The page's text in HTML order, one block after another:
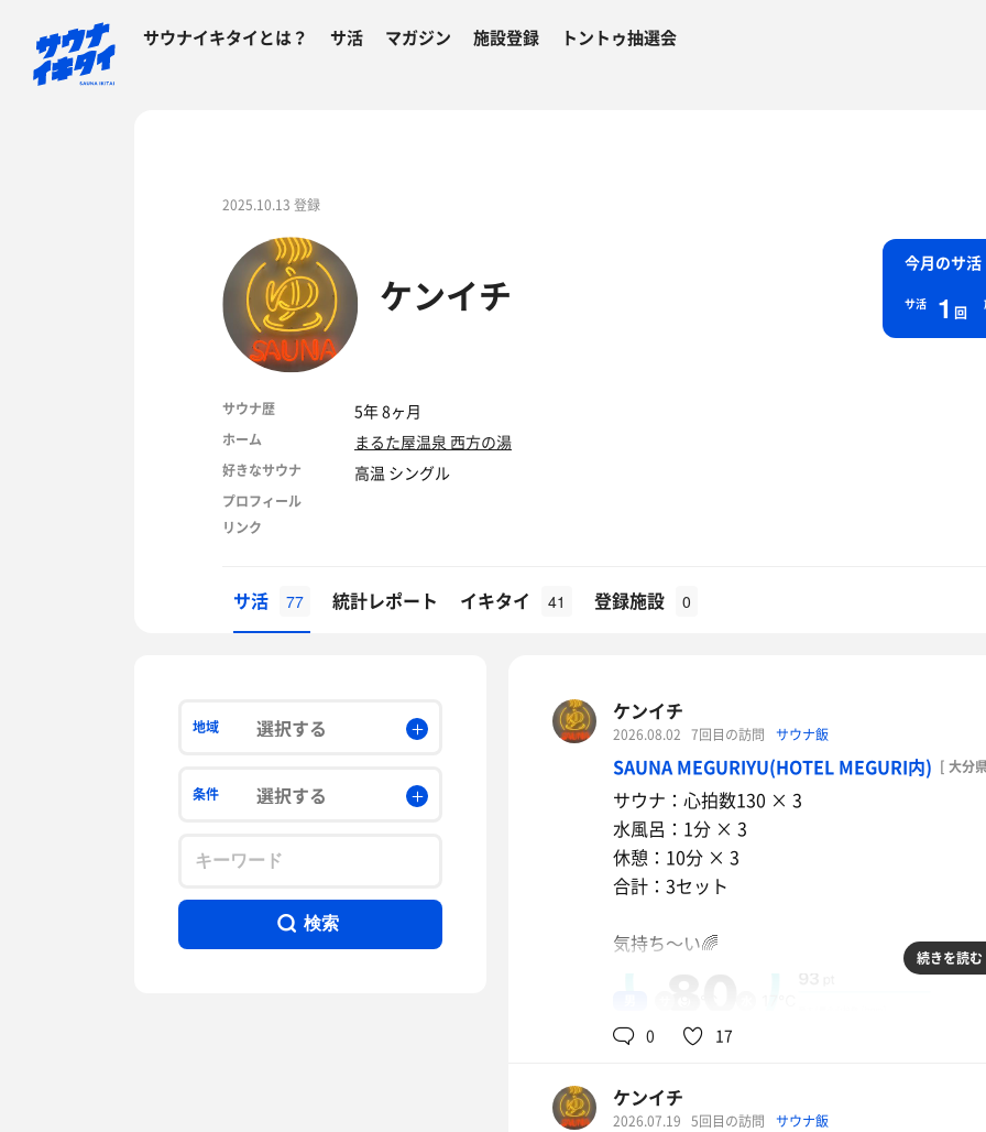
サウナイキタイとは？ サ活 マガジン 施設登録 トントゥ抽選会
2025.10.13 登録
ケンイチ
今月のサ活
サ活 1 回
サウナ歴 5年 8ヶ月
ホーム まるた屋温泉 西方の湯
好きなサウナ 高温 シングル
プロフィール
リンク
サ活 77 統計レポート イキタイ 41 登録施設 0
地域 選択する
条件 選択する
検索
ケンイチ
2026.08.02 7回目の訪問 サウナ飯
SAUNA MEGURIYU(HOTEL MEGURI内) [ 大分
サウナ：心拍数130 × 3
水風呂：1分 × 3
休憩：10分 × 3
合計：3セット
気持ち〜い🌈
続きを読む
0 17
ケンイチ
2026.07.19 5回目の訪問 サウナ飯